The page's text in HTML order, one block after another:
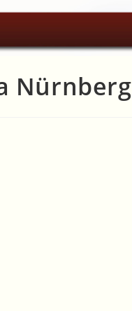
Nürnberg